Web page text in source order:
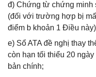
đ) Chứng từ chứng minh
(đối với trường hợp bị
điểm b khoản 1 Điều
e) Sổ ATA đề nghị thay
còn hạn tối thiểu 20 ngày
bản chính;